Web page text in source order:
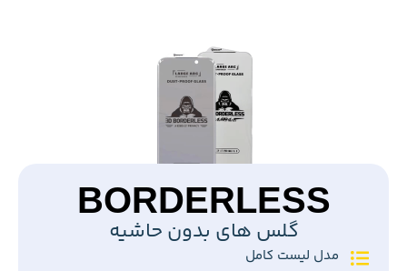
BORDERLESS
گلس های بدون حاشیه
مدل لیست کامل